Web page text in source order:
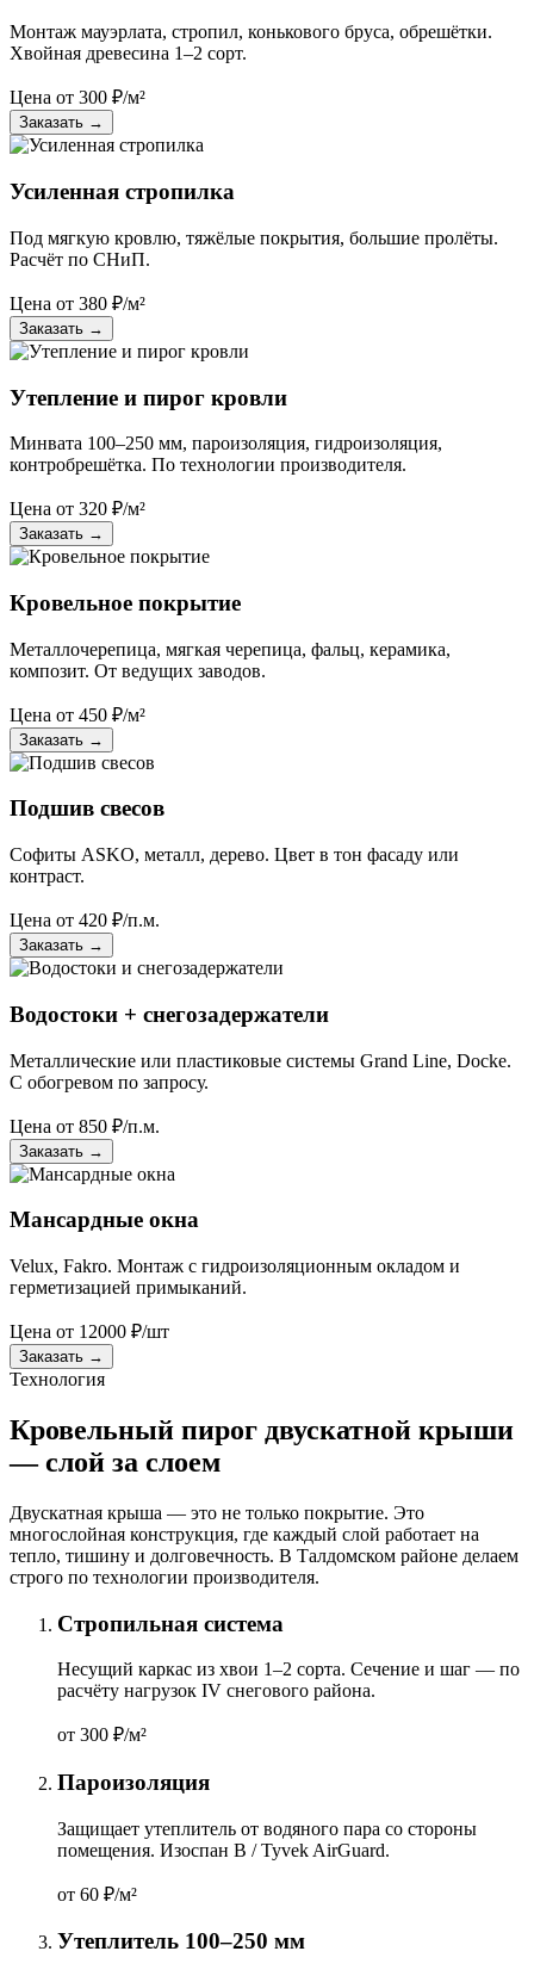
Монтаж мауэрлата, стропил, конькового бруса, обрешётки.
Хвойная древесина 1–2 сорт.
Цена от 300 ₽/м²
Заказать →
Усиленная стропилка
Под мягкую кровлю, тяжёлые покрытия, большие пролёты.
Расчёт по СНиП.
Цена от 380 ₽/м²
Заказать →
Утепление и пирог кровли
Минвата 100–250 мм, пароизоляция, гидроизоляция,
контробрешётка. По технологии производителя.
Цена от 320 ₽/м²
Заказать →
Кровельное покрытие
Металлочерепица, мягкая черепица, фальц, керамика,
композит. От ведущих заводов.
Цена от 450 ₽/м²
Заказать →
Подшив свесов
Софиты ASKO, металл, дерево. Цвет в тон фасаду или
контраст.
Цена от 420 ₽/п.м.
Заказать →
Водостоки + снегозадержатели
Металлические или пластиковые системы Grand Line, Docke.
С обогревом по запросу.
Цена от 850 ₽/п.м.
Заказать →
Мансардные окна
Velux, Fakro. Монтаж с гидроизоляционным окладом и
герметизацией примыканий.
Цена от 12000 ₽/шт
Заказать →
Технология
Кровельный пирог двускатной крыши
— слой за слоем
Двускатная крыша — это не только покрытие. Это
многослойная конструкция, где каждый слой работает на
тепло, тишину и долговечность. В Талдомском районе делаем
строго по технологии производителя.
Стропильная система
Несущий каркас из хвои 1–2 сорта. Сечение и шаг — по
расчёту нагрузок IV снегового района.
от 300 ₽/м²
Пароизоляция
Защищает утеплитель от водяного пара со стороны
помещения. Изоспан B / Tyvek AirGuard.
от 60 ₽/м²
Утеплитель 100–250 мм